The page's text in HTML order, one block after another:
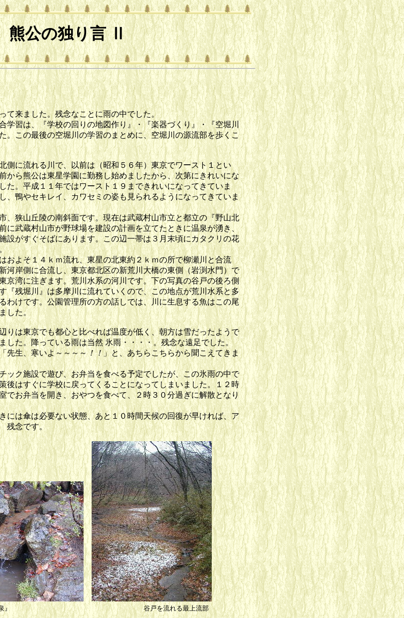
熊公の独り言 Ⅱ
来ました。残念なことに雨の中でした。
習は、『学校の回りの地図作り』・『楽器づくり』・『空堀川
。この最後の空堀川の学習のまとめに、空堀川の源流部を歩くこ
に流れる川で、以前は（昭和５６年）東京でワースト１とい
から熊公は東星学園に勤務し始めましたから、次第にきれいにな
た。平成１１年ではワースト１９まできれいになってきていま
、鴨やセキレイ、カワセミの姿も見られるようになってきていま
狭山丘陵の南斜面です。現在は武蔵村山市立と都立の『野山北
に武蔵村山市が野球場を建設の計画を立てたときに温泉が湧き、
設がすぐそばにあります。この辺一帯は３月末頃にカタクリの花
よそ１４ｋｍ流れ、東星の北東約２ｋｍの所で柳瀬川と合流
河岸側に合流し、東京都北区の新荒川大橋の東側（岩渕水門）で
京湾に注ぎます。荒川水系の河川です。下の写真の谷戸の後ろ側
『残堀川』は多摩川に流れていくので、この地点が荒川水系と多
わけです。公園管理所の方の話しでは、川に生息する魚はこの尾
した。
は東京でも都心と比べれば温度が低く、朝方は雪だったようで
した。降っている雨は当然 氷雨・・・・。残念な遠足でした。
先生、寒いよ～～～～！！」と、あちらこちらから聞こえてきま
ク施設で遊び、お弁当を食べる予定でしたが、この氷雨の中で
後はすぐに学校に戻ってくることになってしまいました。１２時
でお弁当を開き、おやつを食べて、２時３０分過ぎに解散となり
は傘は必要ない状態、あと１０時間天候の回復が早ければ、ア
念です。
歳の泉』 谷戸を流れる最上流部